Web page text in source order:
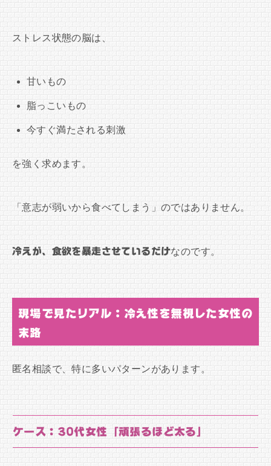
ストレス状態の脳は、
甘いもの
脂っこいもの
今すぐ満たされる刺激
を強く求めます。
「意志が弱いから食べてしまう」のではありません。
冷えが、食欲を暴走させているだけなのです。
現場で見たリアル：冷え性を無視した女性の
末路
匿名相談で、特に多いパターンがあります。
ケース：30代女性「頑張るほど太る」